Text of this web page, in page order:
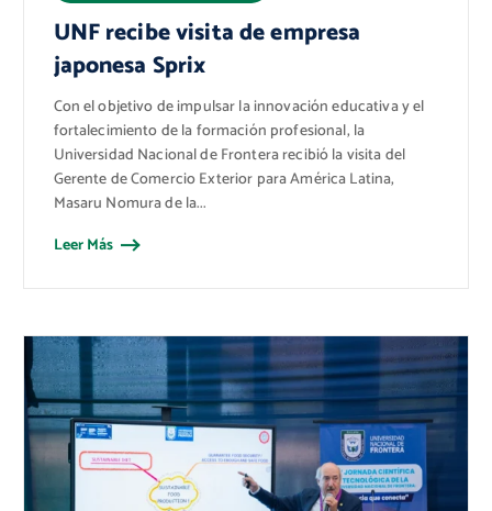
UNF recibe visita de empresa
japonesa Sprix
Con el objetivo de impulsar la innovación educativa y el
fortalecimiento de la formación profesional, la
Universidad Nacional de Frontera recibió la visita del
Gerente de Comercio Exterior para América Latina,
Masaru Nomura de la...
Leer Más